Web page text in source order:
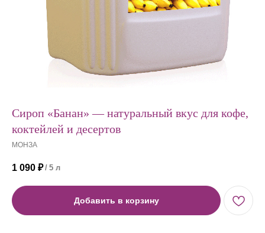
Сироп «Банан» — натуральный вкус для кофе,
коктейлей и десертов
МОНЗА
1 090 ₽ / 5 л
Добавить в корзину